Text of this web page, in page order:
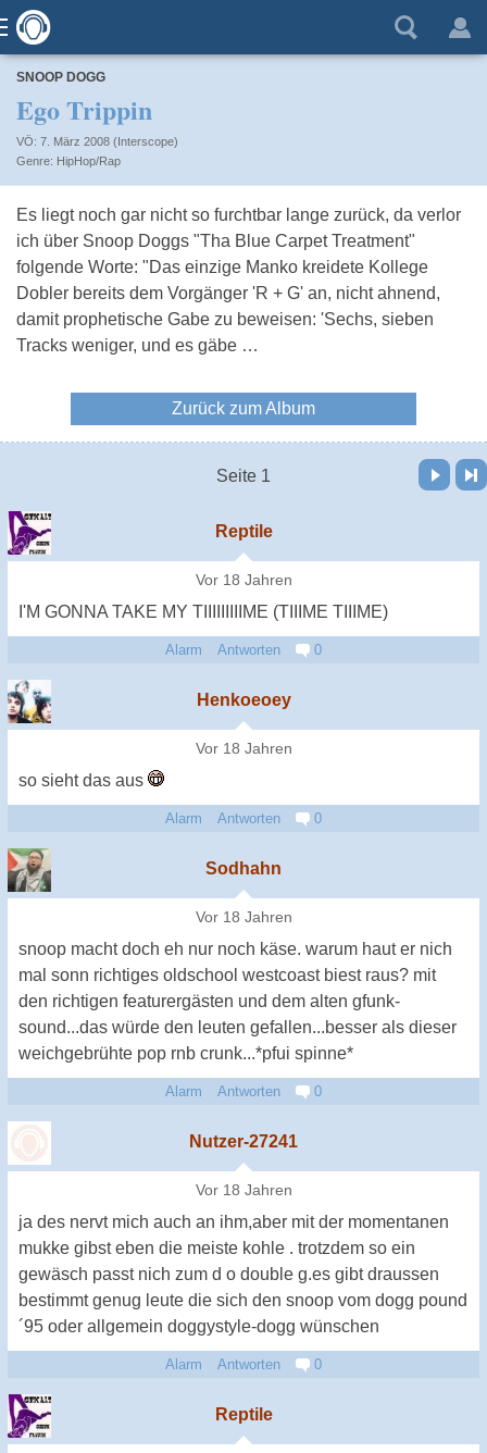
SNOOP DOGG
Ego Trippin
VÖ: 7. März 2008 (Interscope)
HipHop/Rap
Es liegt noch gar nicht so furchtbar lange zurück, da verlor
ich über Snoop Doggs "Tha Blue Carpet Treatment"
folgende Worte: "Das einzige Manko kreidete Kollege
Dobler bereits dem Vorgänger 'R + G' an, nicht ahnend,
damit prophetische Gabe zu beweisen: 'Sechs, sieben
Tracks weniger, und es gäbe …
Zurück zum Album
Seite 1
Vor Letzte Seite
Reptile
Vor 18 Jahren
I'M GONNA TAKE MY TIIIIIIIIIME (TIIIME TIIIME)
Alarm Antworten 0
Henkoeoey
Vor 18 Jahren
so sieht das aus
Alarm Antworten 0
Sodhahn
Vor 18 Jahren
snoop macht doch eh nur noch käse. warum haut er nich
mal sonn richtiges oldschool westcoast biest raus? mit
den richtigen featurergästen und dem alten gfunk-
sound...das würde den leuten gefallen...besser als dieser
weichgebrühte pop rnb crunk...*pfui spinne*
Alarm Antworten 0
Nutzer-27241
Vor 18 Jahren
ja des nervt mich auch an ihm,aber mit der momentanen
mukke gibst eben die meiste kohle . trotzdem so ein
gewäsch passt nich zum d o double g.es gibt draussen
bestimmt genug leute die sich den snoop vom dogg pound
´95 oder allgemein doggystyle-dogg wünschen
Alarm Antworten 0
Reptile